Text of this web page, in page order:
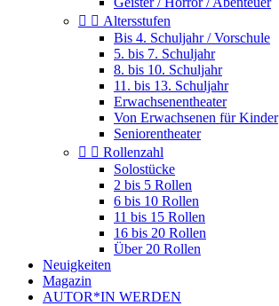
  Altersstufen
Bis 4. Schuljahr / Vorschule
5. bis 7. Schuljahr
8. bis 10. Schuljahr
11. bis 13. Schuljahr
Erwachsenentheater
Von Erwachsenen für Kinder
Seniorentheater
  Rollenzahl
Solostücke
2 bis 5 Rollen
6 bis 10 Rollen
11 bis 15 Rollen
16 bis 20 Rollen
Über 20 Rollen
Neuigkeiten
Magazin
AUTOR*IN WERDEN